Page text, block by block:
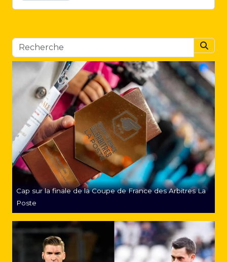
Cap sur la finale de la Coupe de France des Arbitres La
Poste